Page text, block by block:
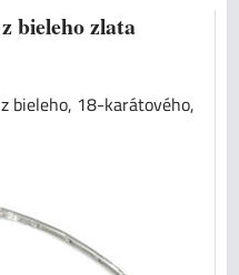
bieleho zlata
bieleho, 18-karátového,